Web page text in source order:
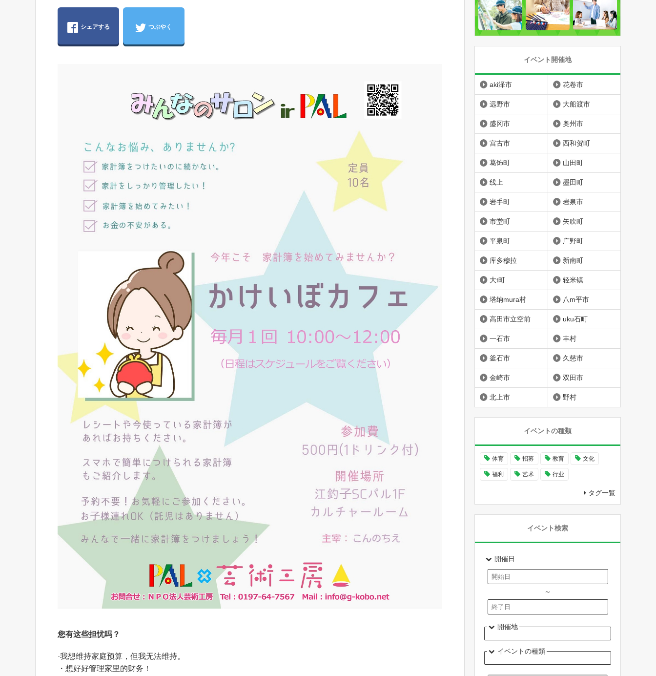
シェアする つぶやく
您有这些担忧吗？
·我想维持家庭预算，但我无法维持。
・想好好管理家里的财务！
イベント開催地
aki泽市 花卷市
远野市 大船渡市
盛冈市 奥州市
宫古市 西和贺町
葛饰町 山田町
线上 墨田町
岩手町 岩泉市
市堂町 矢吹町
平泉町 广野町
库多穆拉 新南町
大t町 轻米镇
塔纳mura村 八m平市
高田市立空前 uku石町
一石市 丰村
釜石市 久慈市
金崎市 双田市
北上市 野村
イベントの種類
体育 招募 教育 文化
福利 艺术 行业
タグ一覧
イベント検索
開催日
～
開催地
イベントの種類